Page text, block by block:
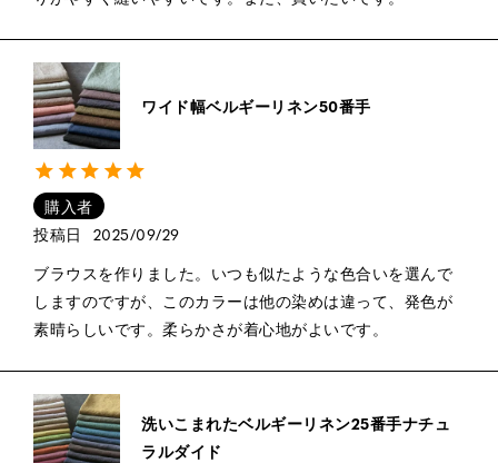
ワイド幅ベルギーリネン50番手
購入者
投稿日
2025/09/29
ブラウスを作りました。いつも似たような色合いを選んで
しますのですが、このカラーは他の染めは違って、発色が
素晴らしいです。柔らかさが着心地がよいです。
洗いこまれたベルギーリネン25番手ナチュ
ラルダイド